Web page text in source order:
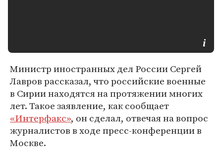
Министр иностранных дел России Сергей
Лавров рассказал, что российские военные
в Сирии находятся на протяжении многих
лет. Такое заявление, как сообщает
«Интерфакс», он сделал, отвечая на вопрос
журналистов в ходе пресс-конференции в
Москве.